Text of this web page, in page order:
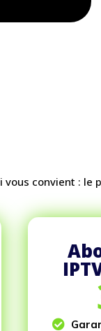
vous convient : le
